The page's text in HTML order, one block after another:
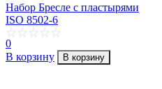
Набор Бресле с пластырями
ISO 8502-6
0
В корзину
В корзину